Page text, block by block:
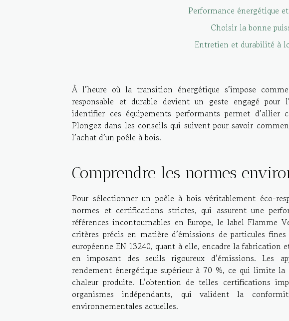
Performance énergétique
Choisir la bonne
Entretien et durabilité à
À l’heure où la transition énergétique s’impose
responsable et durable devient un geste engagé pour
identifier ces équipements performants permet
Plongez dans les conseils qui suivent pour savoir
l’achat d’un poêle à bois.
Comprendre les normes
Pour sélectionner un poêle à bois véritablement éco-
normes et certifications strictes, qui assurent une
références incontournables en Europe, le label Flamme
critères précis en matière d’émissions de particules
européenne EN 13240, quant à elle, encadre la fabrication
en imposant des seuils rigoureux d’émissions. Les
rendement énergétique supérieur à 70 %, ce qui limite
chaleur produite. L’obtention de telles certifications
organismes indépendants, qui valident la
environnementales actuelles.